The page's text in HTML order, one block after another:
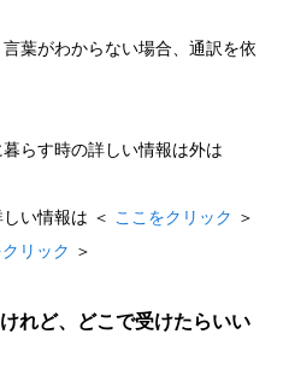
葉がわからない場合、通訳を依
らす時の詳しい情報は外は
い情報は ＜ ここをクリック ＞
リック ＞
れど、どこで受けたらいい